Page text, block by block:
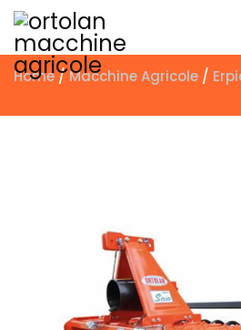
Home/Macchine Agricole /